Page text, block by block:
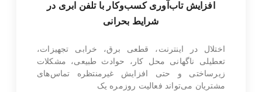
افزایش تاب‌آوری کسب‌وکار با تلفن ابری در
شرایط بحرانی
اختلال در اینترنت، قطعی برق، خرابی تجهیزات،
تعطیلی ناگهانی محل کار، حوادث طبیعی، مشکلات
زیرساختی و حتی افزایش غیرمنتظره تماس‌های
مشتریان می‌تواند فعالیت روزمره یک